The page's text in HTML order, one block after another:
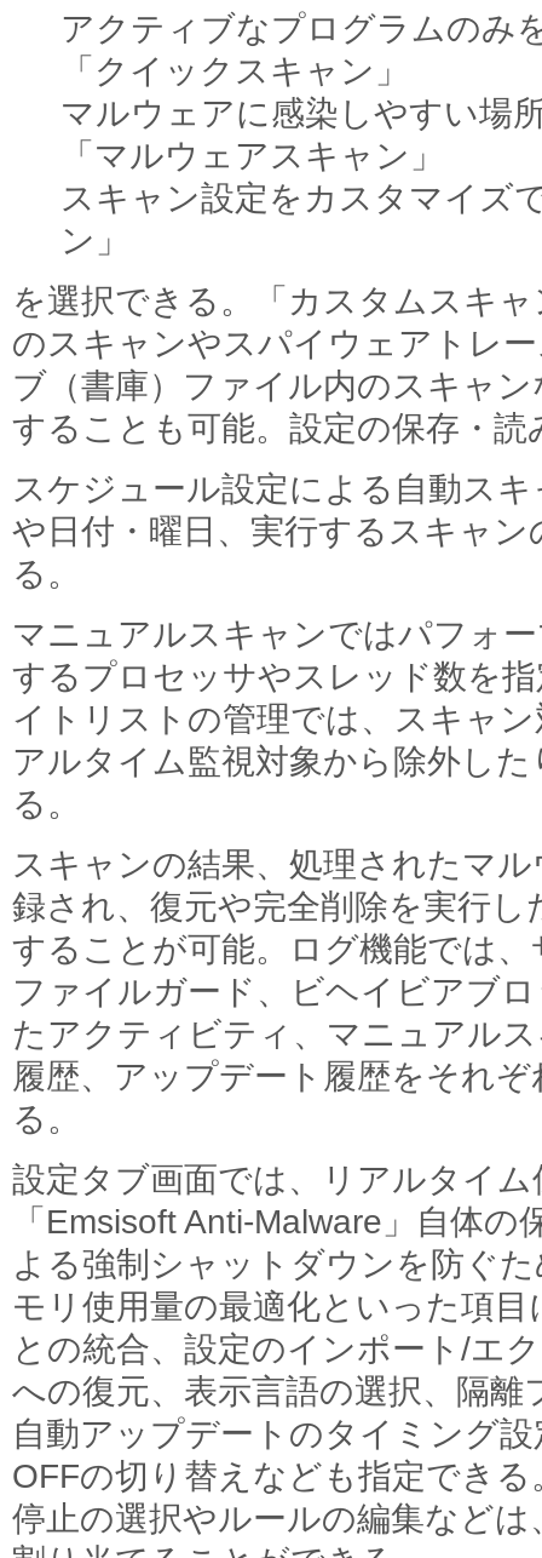
アクティブなプログラムのみ
「クイックスキャン」
マルウェアに感染しやすい場
「マルウェアスキャン」
スキャン設定をカスタマイズ
ン」
を選択できる。「カスタムスキ
のスキャンやスパイウェアトレ
ブ（書庫）ファイル内のスキャ
することも可能。設定の保存・
スケジュール設定による自動ス
や日付・曜日、実行するスキャ
る。
マニュアルスキャンではパフォ
するプロセッサやスレッド数を
イトリストの管理では、スキャ
アルタイム監視対象から除外し
る。
スキャンの結果、処理されたマ
録され、復元や完全削除を実行
することが可能。ログ機能では
ファイルガード、ビヘイビアブ
たアクティビティ、マニュアル
履歴、アップデート履歴をそれ
る。
設定タブ画面では、リアルタイ
「Emsisoft Anti-Malware」自体
よる強制シャットダウンを防ぐ
モリ使用量の最適化といった項
との統合、設定のインポート/エ
への復元、表示言語の選択、隔
自動アップデートのタイミング
OFFの切り替えなども指定でき
停止の選択やルールの編集など